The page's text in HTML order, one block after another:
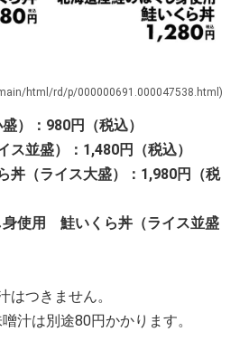
html/rd/p/000000691.000047538.html)
）：980円（税込）
ス並盛）：1,480円（税込）
丼（ライス大盛）：1,980円（税
身使用 鮭いくら丼（ライス並盛
はつきません。
汁は別途80円かかります。